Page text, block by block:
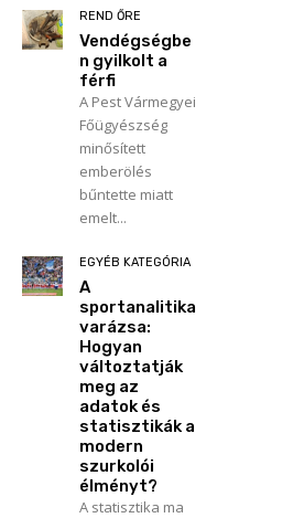
REND ŐRE
Vendégségbe
n gyilkolt a
férfi
A Pest Vármegyei
Főügyészség
minősített
emberölés
bűntette miatt
emelt...
EGYÉB KATEGÓRIA
A
sportanalitika
varázsa:
Hogyan
változtatják
meg az
adatok és
statisztikák a
modern
szurkolói
élményt?
A statisztika ma